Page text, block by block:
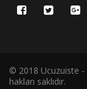
© 2018 Ucuzuiste -
hakları saklıdır.